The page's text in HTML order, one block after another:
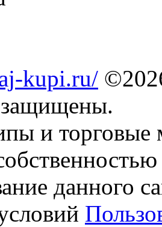
kupi.ru/
защищены.
и торговые
данного